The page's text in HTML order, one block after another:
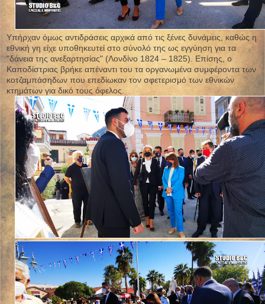
Υπήρχαν όμως αντιδράσεις αρχικά από τις ξένες δυνάμεις, καθώς η
εθνική γη είχε υποθηκευτεί στο σύνολό της ως εγγύηση για τα
"δάνεια της ανεξαρτησίας" (Λονδίνο 1824 – 1825). Επίσης, ο
Καποδίστριας βρήκε απέναντι του τα οργανωμένα συμφέροντα των
κοτζαμπάσηδων που επεδίωκαν τον σφετερισμό των εθνικών
κτημάτων για δικό τους όφελος.